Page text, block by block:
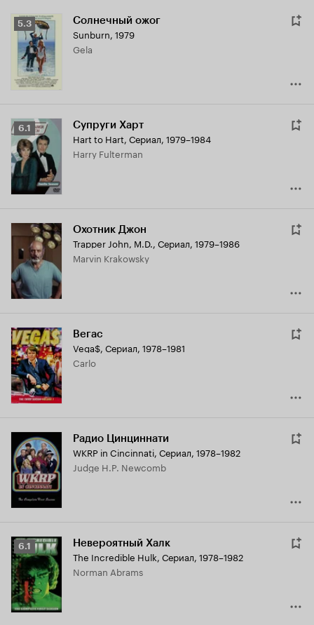
Рейтинг
Кинопоиска
5.3
5.3 Солнечный ожог
Sunburn, 1979
Gela
Рейтинг
Кинопоиска
6.1
6.1 Супруги Харт
Hart to Hart, Сериал, 1979–1984
Harry Fulterman
Охотник Джон
Trapper John, M.D., Сериал, 1979–1986
Marvin Krakowsky
Вегас
Vega$, Сериал, 1978–1981
Carlo
Радио Цинциннати
WKRP in Cincinnati, Сериал, 1978–1982
Judge H.P. Newcomb
Рейтинг
Кинопоиска
6.1
6.1 Невероятный Халк
The Incredible Hulk, Сериал, 1978–1982
Norman Abrams